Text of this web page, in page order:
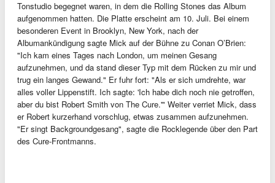
Tonstudio begegnet waren, in dem die Rolling Stones das Album
aufgenommen hatten. Die Platte erscheint am 10. Juli. Bei einem
besonderen Event in Brooklyn, New York, nach der
Albumankündigung sagte Mick auf der Bühne zu Conan O’Brien:
"Ich kam eines Tages nach London, um meinen Gesang
aufzunehmen, und da stand dieser Typ mit dem Rücken zu mir und
trug ein langes Gewand." Er fuhr fort: "Als er sich umdrehte, war
alles voller Lippenstift. Ich sagte: 'Ich habe dich noch nie getroffen,
aber du bist Robert Smith von The Cure.'" Weiter verriet Mick, dass
er Robert kurzerhand vorschlug, etwas zusammen aufzunehmen.
"Er singt Backgroundgesang", sagte die Rocklegende über den Part
des Cure-Frontmanns.